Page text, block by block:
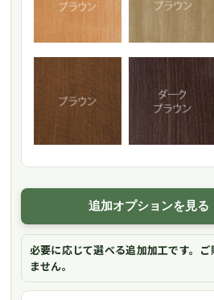
追加オプションを見る
必要に応じて選べる追加加工です。
ません。